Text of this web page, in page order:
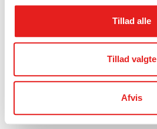
Tillad alle
Tillad valgte
Afvis